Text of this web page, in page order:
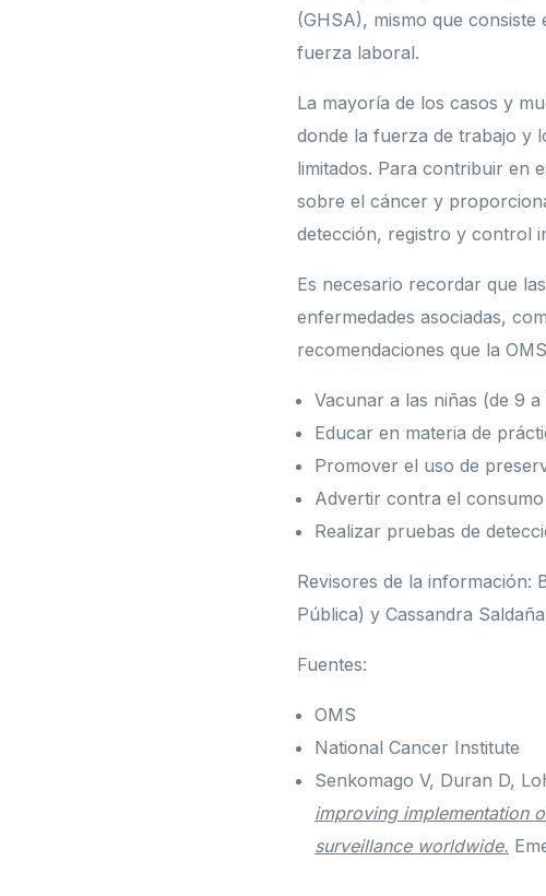
(GHSA), mismo que
fuerza laboral.
La mayoría de los casos y
donde la fuerza de trabajo y
limitados. Para contribuir en
sobre el cáncer y
detección, registro y control
Es necesario recordar que
enfermedades asociadas,
recomendaciones que la
Vacunar a las niñas (de 9
Educar en materia de
Promover el uso de
Advertir contra el
Realizar pruebas de
Revisores de la información:
Pública) y Cassandra
Fuentes:
OMS
National Cancer Institute
Senkomago V, Duran D,
improving implementation
surveillance worldwide.